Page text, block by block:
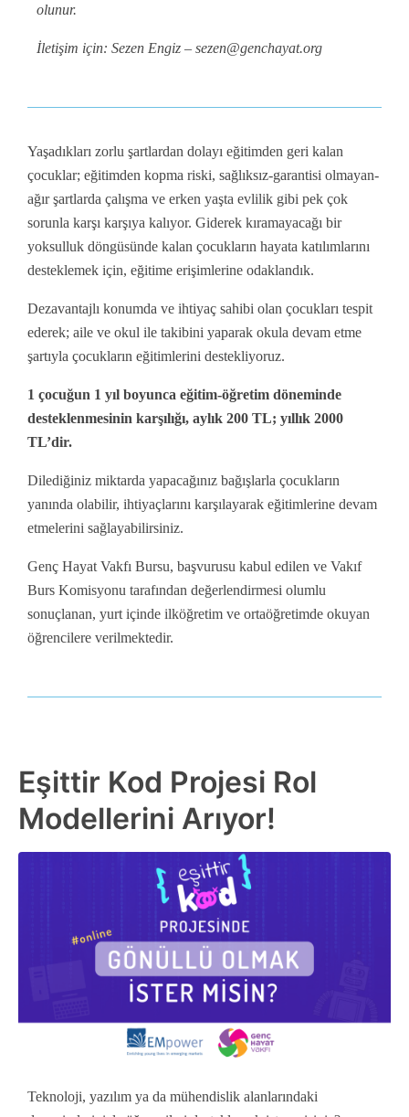
olunur.
İletişim için: Sezen Engiz – sezen@genchayat.org
Yaşadıkları zorlu şartlardan dolayı eğitimden geri kalan
çocuklar; eğitimden kopma riski, sağlıksız-garantisi olmayan-
ağır şartlarda çalışma ve erken yaşta evlilik gibi pek çok
sorunla karşı karşıya kalıyor. Giderek kıramayacağı bir
yoksulluk döngüsünde kalan çocukların hayata katılımlarını
desteklemek için, eğitime erişimlerine odaklandık.
Dezavantajlı konumda ve ihtiyaç sahibi olan çocukları tespit
ederek; aile ve okul ile takibini yaparak okula devam etme
şartıyla çocukların eğitimlerini destekliyoruz.
1 çocuğun 1 yıl boyunca eğitim-öğretim döneminde
desteklenmesinin karşılığı, aylık 200 TL; yıllık 2000
TL’dir.
Dilediğiniz miktarda yapacağınız bağışlarla çocukların
yanında olabilir, ihtiyaçlarını karşılayarak eğitimlerine devam
etmelerini sağlayabilirsiniz.
Genç Hayat Vakfı Bursu, başvurusu kabul edilen ve Vakıf
Burs Komisyonu tarafından değerlendirmesi olumlu
sonuçlanan, yurt içinde ilköğretim ve ortaöğretimde okuyan
öğrencilere verilmektedir.
Eşittir Kod Projesi Rol
Modellerini Arıyor!
Teknoloji, yazılım ya da mühendislik alanlarındaki